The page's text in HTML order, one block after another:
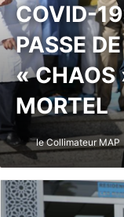
COVID-
PASSE
« CHAOS
MORTEL
le Collimateur MAP